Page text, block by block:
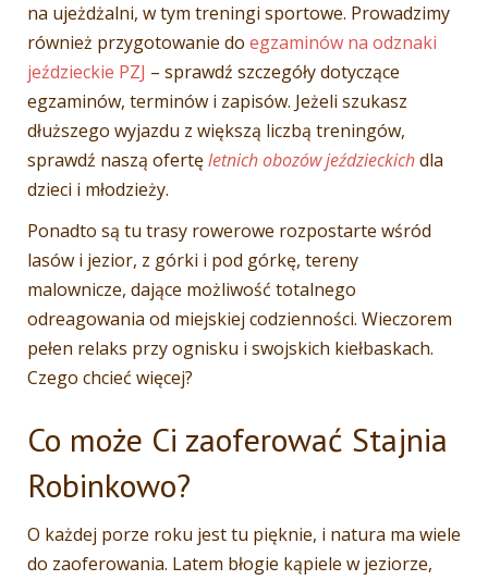
na ujeżdżalni, w tym treningi sportowe. Prowadzimy
również przygotowanie do egzaminów na odznaki
jeździeckie PZJ – sprawdź szczegóły dotyczące
egzaminów, terminów i zapisów. Jeżeli szukasz
dłuższego wyjazdu z większą liczbą treningów,
sprawdź naszą ofertęletnich obozów jeździeckichdla
dzieci i młodzieży.
Ponadto są tu trasy rowerowe rozpostarte wśród
lasów i jezior, z górki i pod górkę, tereny
malownicze, dające możliwość totalnego
odreagowania od miejskiej codzienności. Wieczorem
pełen relaks przy ognisku i swojskich kiełbaskach.
Czego chcieć więcej?
Co może Ci zaoferować Stajnia
Robinkowo?
O każdej porze roku jest tu pięknie, i natura ma wiele
do zaoferowania. Latem błogie kąpiele w jeziorze,